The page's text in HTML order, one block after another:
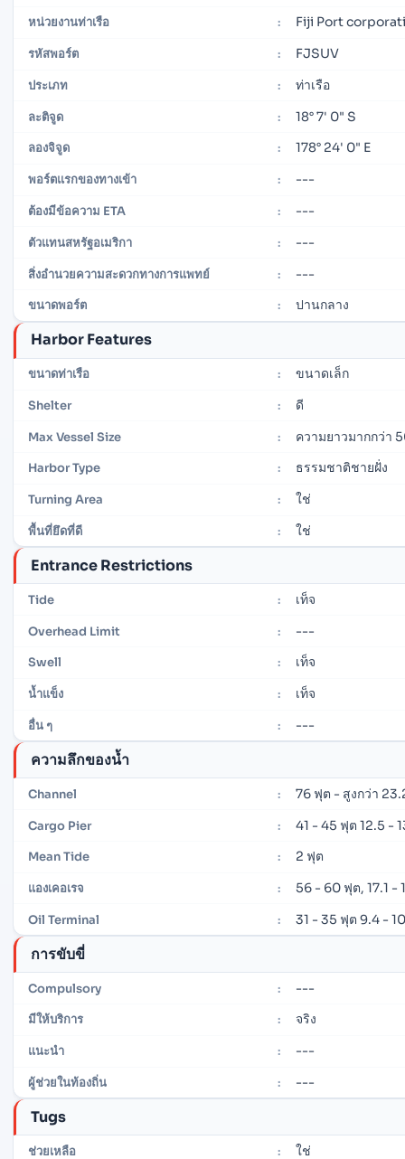
หน่วยงานท่าเรือ : Fiji Port
รหัสพอร์ต : FJSUV
ประเภท : ท่าเรือ
ละติจูด : 18° 7' 0" S
ลองจิจูด : 178° 24' 0" E
พอร์ตแรกของทางเข้า : ---
ต้องมีข้อความ ETA : ---
ตัวแทนสหรัฐอเมริกา : ---
สิ่งอำนวยความสะดวกทางการแพทย์ : ---
ขนาดพอร์ต : ปานกลาง
Harbor Features
ขนาดท่าเรือ : ขนาดเล็ก
Shelter : ดี
Max Vessel Size : ความยาวมากกว่า
Harbor Type : ธรรมชาติชายฝั่ง
Turning Area : ใช่
พื้นที่ยึดที่ดี : ใช่
Entrance Restrictions
Tide : เท็จ
Overhead Limit : ---
Swell : เท็จ
น้ำแข็ง : เท็จ
อื่น ๆ : ---
ความลึกของน้ำ
Channel : 76 ฟุต - สูงกว่า
Cargo Pier : 41 - 45 ฟุต 12.5 -
Mean Tide : 2 ฟุต
แองเคอเรจ : 56 - 60 ฟุต, 17.1 -
Oil Terminal : 31 - 35 ฟุต 9.4 -
การขับขี่
Compulsory : ---
มีให้บริการ : จริง
แนะนำ : ---
ผู้ช่วยในท้องถิ่น : ---
Tugs
ช่วยเหลือ : ใช่